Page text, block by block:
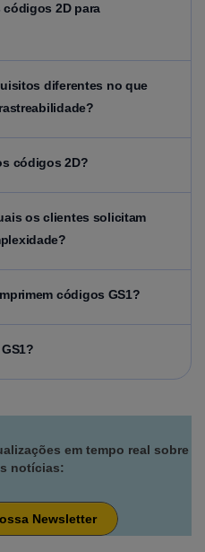
2D para
diferentes no que
códigos 2D?
os clientes solicitam
códigos GS1?
em tempo real sobre
notícias:
Newsletter